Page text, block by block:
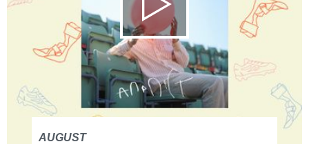
AUGUST